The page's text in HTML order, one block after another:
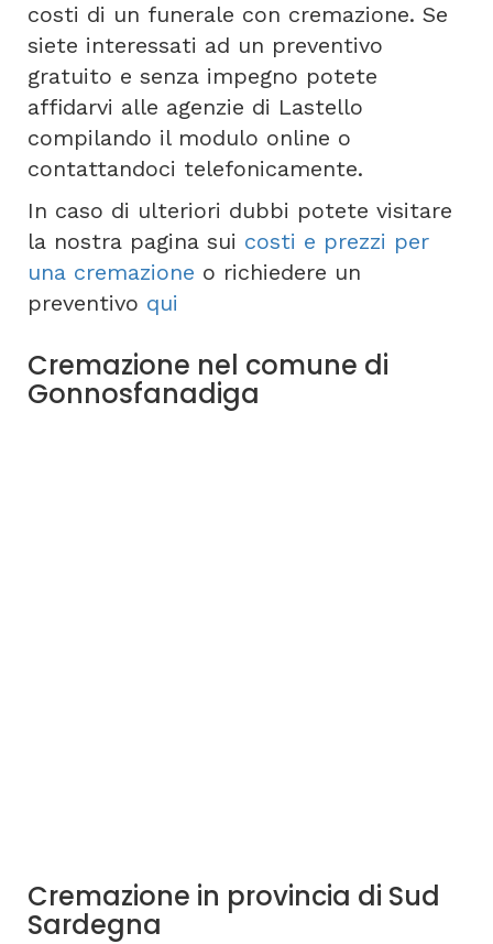
costi di un funerale con cremazione. Se
siete interessati ad un preventivo
gratuito e senza impegno potete
affidarvi alle agenzie di Lastello
compilando il modulo online o
contattandoci telefonicamente.
In caso di ulteriori dubbi potete visitare
la nostra pagina sui costi e prezzi per
una cremazione o richiedere un
preventivo qui
Cremazione nel comune di
Gonnosfanadiga
Cremazione in provincia di Sud
Sardegna